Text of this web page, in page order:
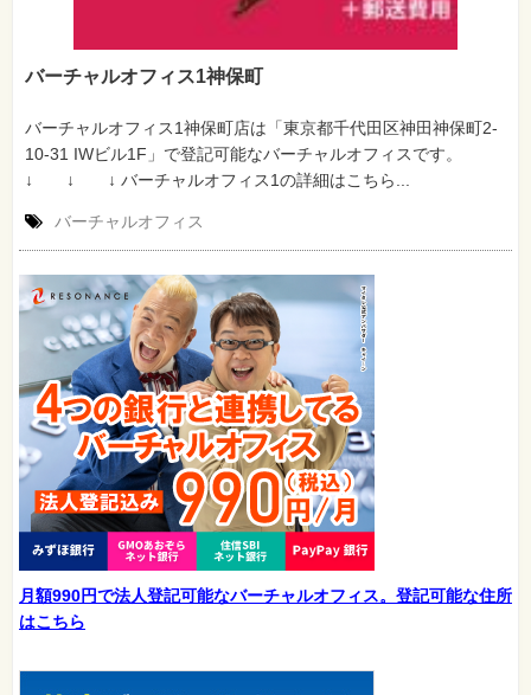
バーチャルオフィス1神保町
バーチャルオフィス1神保町店は「東京都千代田区神田神保町2-
10-31 IWビル1F」で登記可能なバーチャルオフィスです。
↓ ↓ ↓ バーチャルオフィス1の詳細はこちら...
バーチャルオフィス
月額990円で法人登記可能なバーチャルオフィス。登記可能な住所
はこちら